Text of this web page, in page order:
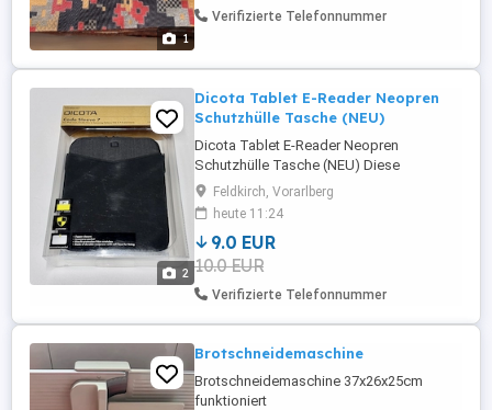
1
Verifizierte Telefonnummer
2
Dicota Tablet E-Reader Neopren
Schutzhülle Tasche (NEU)
Dicota Tablet E-Reader Neopren
Schutzhülle Tasche (NEU) Diese
praktische Hülle schützt Ihr Tablet vor
Stößen und Staub. Aus dünnem und
weichem Neoprenschaum, passt auch in
eine Tasche. Dieses Etui ist die ideale
Transportlösung für alle, die neben
kompaktem, praktischem Schutz nicht
auf modernes Design ...
Feldkirch, Vorarlberg
heute 11:24
9.0 EUR
10.0 EUR
Verifizierte Telefonnummer
Brotschneidemaschine
Brotschneidemaschine 37x26x25cm
funktioniert